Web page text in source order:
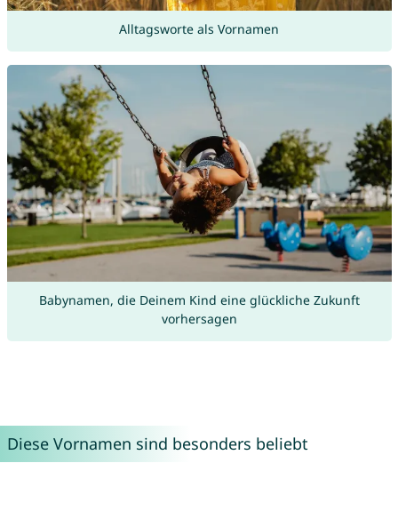
Alltagsworte als Vornamen
Babynamen, die Deinem Kind eine glückliche Zukunft
vorhersagen
Diese Vornamen sind besonders beliebt